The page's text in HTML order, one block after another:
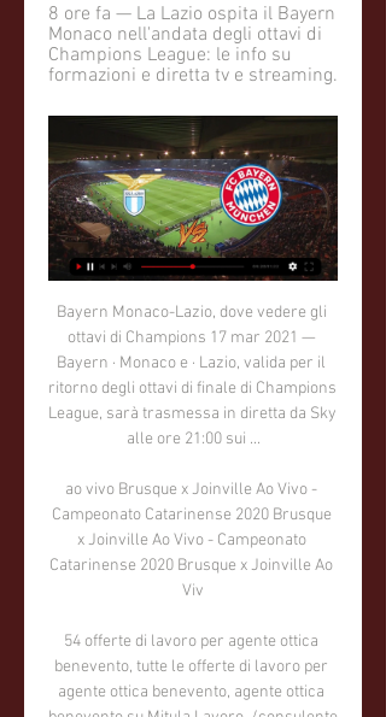
8 ore fa — La Lazio ospita il Bayern
Monaco nell'andata degli ottavi di
Champions League: le info su
formazioni e diretta tv e streaming.
Bayern Monaco-Lazio, dove vedere gli ottavi di Champions 17 mar 2021 — Bayern · Monaco e · Lazio, valida per il ritorno degli ottavi di finale di Champions League, sarà trasmessa in diretta da Sky alle ore 21:00 sui ...

ao vivo Brusque x Joinville Ao Vivo - Campeonato Catarinense 2020 Brusque x Joinville Ao Vivo - Campeonato Catarinense 2020 Brusque x Joinville Ao Viv

54 offerte di lavoro per agente ottica benevento, tutte le offerte di lavoro per agente ottica benevento, agente ottica benevento su Mitula Lavoro. /consulente commerciale/ agente commerciale queste figure si occuperanno di identificare nuove opportunità di business. Per lanalisi dei bisogni del cl

Champions League oggi in TV, le partite degli ottavi 17 ore fa — gratuita su Canale 5. La prima Stessi canali anche per vedere PSG-Real Sociedad mentre Lazio-Bayern Monaco andrà in onda solo su Prime Video.

La Lentopallon Mestaruusliiga è la massima serie del campionato finlandese di pallavolo maschile: al torneo partecipano undici squadre di club finlandesi e la squadra vincitrice si …

Lazio-Bayern Monaco, Sarri in conferenza: "Sono favoriti 9 ore fa — Oggi, a Formello, si è tenuta la conferenza stampa pre partita di Lazio-Bayern Monaco, dove hanno parlato mister Sarri e Ciro Immobile.

Testa a testa Deportivo Llacuabamba - Ayacucho FC (Peru - Primera) del 13-03-2020, Statistiche su dati storici, eventi ritardatari e frequenti, movimenti quota, grafici per confronto squadre.

Con NOW TV hai Film, Serie TV, Show, documentari, cartoni animati, programmi per bambini e sport online, in streaming live e on demand. Attiva subito!

Sono finiti da pochi istanti i sorteggi degli ottavi di Europa League. Le avversarie delle italiane sono entrambe spagnole: l’Inter ha pescato il Getafe (andata a San Siro) mentre la Roma il.

Renan Pedrada não esteve na viagem para Erechim nesta quinta-feira, 16, quando o Esportivo perConfronta squadre FC Yenisey Krasnoyarsk - Shinnik Yaroslavl H2H. Statistiche, gol realizzati, condizione attuale, prognostici e le quotazioni

Serie B: Brescia promosso in Serie A! Il Lecce cade a Padova, colpo Livorno al Bentegodi Nell’anticipo delle 12.30 il Palermo non va oltre il pareggio contro lo Spezia: a tenere banco sono più i problemi societari che potrebbero costare la retrocessione ai siciliani.

Hills Brumbies vs Hakoah Sydney City East il risultato di lega in tempo reale Cup Australia. Presentiamo il risultato in tempo reale, le formazioni in pre-partita, gli attaccanti, le statistiche e le tabelle di liga

Brazilian Clubs - Foundation Dates. Associação Atlética Anapolina (Anápolis, GO) 1 jan 1948 Aparecida Esporte Clube (Aparecida de Goiânia, GO) 1 jan 1995 Esporte Clube Bahia (Salvador, BA) 1 jFederico Gaio, 27enne faentino numero 1245 Atp e quarta testa di serie delle “quali” è stato sorteggiato al primo turno contro il brasiliano Joao Menezes, numero 176 del ranking mondiale (sfida inedita), mentre Alessandro Giannessi, numero 154 Atp ed ottava testa di serie, deve vedersela con il portoghese Joao Domingues, numero 175 del ranking mondiale: uno pari il bilancio dei precedenti tra il 29enne di La …

Sarri, la conferenza stampa prima di Lazio-Bayern Monaco 11 ore fa — Rivivi la diretta. Le parole dell'allenatore biancoceleste alla vigilia della partita degli ottavi di finale di Champions League contro i ...

I nostri cookie di profilazione e quelli installati da terze parti ci aiutano a migliorare i nostri servizi online anche per proporti pubblicità in linea con le tue preferenze.

Maurizio Sarri, tecnico della Juventus, ha diramato la lista dei convocati in vista della sfida contro il Brescia. Ecco l'elenco completo, nel quale non figura Cristiano Ronaldo per un riposo.

[LIVE] Segui il risultato Basilea LASK in diretta della partita con il nostro Livescore Calcio. Partita di Champions League giocata in data 07/08/19 18:00.

Lazio-Bayern Monaco 14 febbraio: quote, statistiche 13 ore fa — oggi in TV · Risultati Vincenti · Pronostici Betting Exchange · Pronostici Sicuri · Pronostici 1X2 · Pronostici Calcio Gratis · Domande ...

Dove vedere Lazio - Bayern Monaco: diretta, previsioni e quote 3 giorni fa — Analisi pre-partita di Lazio - Bayern Monaco (Champions League 14/02/2024): formazioni probabili, pronostici e quote migliori dei bookmaker.

Testa a testa KFUM Oslo - Kongsvinger (Norway - Eliteserien > Relegation/Promotion) del 27-11-2019, Statistiche su dati storici, eventi ritardatari e frequenti, movimenti quota, grafici per confronto squadre.

ROMA – Verona-Torino, partita valida per la terza giornata del campionato italiano di calcio di Serie A (), verrà trasmessa in diretta tv su Sky Sport ed in diretta streaming su SkyGo alle ore 12e30. Servizi riservati agli abbonati della piattaforma satellitare.

Federico Gaio ha sconfitto Alessandro Giannessi nel turno decisivo delle qualificazioni del torneo ATP 250 di Quito. Il tennista di Faenza ha sconfitto Giannessi con il risultato di 36 76 (5) 76.

Boulogne S. M. - AS Lyon-Duchère, National: comparazione delle quote 1X2 e statistiche per scommettere su questa partita con i migliori bookmaker.

Alessandro Borghi, Il primo re. Fabrizio Federico, Martin Eden Marco Spoletini, Pinocchio.. Francesco Grisi – Gaia Bussolati, Il primo re Rodolfo Migliari,.

Calcio: Bayern Risultati in diretta, Calendario, Risultati Calcio - Germania: Bayern risultati in tempo reale, risultati finali, calendario, classifiche, dettaglio delle partite con marcatori, cartellini gialli e ...

Hellas Verona Serie A 2019-20 Sport News Streaming Calcio Streaming Serie A Torino Calcio News Verona-Torino Jacopo Formia Come Arrigo Sacchi amo il calcio, e lo sport in generale, perché è la cosa più importante delle cose meno importanti, e come Maurizio Mosca cerco di spargere allegria tra la gente.

Serie B Benevento, poker e +17 sul Frosinone. Trapani-Spezia 1-1. I giallorossi di Pippo Inzaghi vincono in casa dell'Entella 4-0, mentre la squadra di Italiano non va oltre il pari in casa dei.

GETAFE, SPAGNA, - Dopo la sconfitta in campionato contro la Juve, l' Inter di Antonio Conte prepara la sfida di giovedì contro il Getafe valida per l'andata degli ottavi di finale di Europa League ..

Domenica 9 febbraio: le partite di calcio in tv oggi e stasera, anche in diretta streaming. In attesa del derby Inter-Milan, con calcio d’inizio alle 20.45, una lunga giornata di calcio in tv.

Diretta tv e streaming Olympiakos-Wolverhampton. Il match tra Olympiakos e Wolverhampton, con fischio d’inizio previsto alle ore 17, sarà visibile in diretta tv sul canale 255 di Sky Sport. Scopri se Olympiakos-Wolverhampton è visibile in diretta streaming su William Hill.

Lazio-Bayern Monaco: dove vederla in tv e streaming 7 ore fa — Lazio-Bayern Monaco va in scena domani alle ore 21.00 italiane. La partita è disponibile in diretta su tutti gli smart tv abilitati e che ...

Lega Basket, in accordo con la Federazione Italiana Pallacanestro, ha deciso di estendere la sospensione delle gare anche alla ottava giornata di ritorno in programma martedì 10, …

Fenerbahce - Menemen Spor . 6:0 (2: 0) Questa partita non è stata visitata da nessun altro utente di TM . Per usare questa funzione è necessario la registrazione gratuita sul nostro sito..

Getafe-Ajax - Anteprima Statistica Getafe 2-0 Ajax - Europa League 2019/2020 - Anteprima Statistica Usiamo i cookies per assicurarti la migliore esperienza sul nostro sito.

Cristiano Ronaldo, nuove indiscrezioni sul futuro Nuove voci sul futuro dell'attaccante della Juve, che si sarebbe riavvicinato al Real Madrid.

14.07.2020 23:38 - SERIE A, L’Atalanta travolge il Brescia: finisce 6-2 14.07.2020 23:00 - BENFICA, Accusa di frode fiscale al club e presidente 14.07.2020 22:30 - VIOLA IN TV, Domani col Lecce.

Trova le ultime quote su Eskilsminne IF - Lunds BK Calcio con SmartBets. Raggiungi SmartBets e personalizza il tuo account per ottenere il massimo.

Champions League | Lazio-Bayern Monaco, Sarri carica i Non dobbiamo dimenticarci che siamo privilegiati, probabilmente avremmo giocato a calcio anche gratis”. Vecino. “Non è stato bene Copyright © 2006-24 ...

BRESCIA-NAPOLI STREAMING – La 25a giornata della Serie A 2019-20 si apre allo stadio “Mario Rigamonti”, dove si affrontano il Brescia di Diego Lopez e il Napoli di Rino Gattuso. Qui di seguito vi proponiamo tutte le info utili per vedere la partita in diretta streaming e in Tv, a partire dalle ore 20.45.. Brescia-Napoli Streaming Sky: Diretta Gratis Online

LECCE – “Non mi aspettavo la promozione diretta, la prima dalla C alla B non potevamo non vincerla in questo triennio, altrimenti le strade si sarebbero divise, quella dello scorso anno era programmata. Il primo anno con 74 punti ma non abbiamo vinto, l’anno scorso con 74 punti era imprescindibile. Questa, invece, è inaspettata. A […]

Alberto Matano piange in diretta a «Domenica In»: le lacrime vip in tv. Il giornalista e conduttore de «La vita in diretta» si commuove parlando del suo rapporto con Mara Venier e con la famiglia.

~(LIVE Wolverhampton – Southampton live stream free Blog › Forum › Lavorazione Fimo › Attrezzi per la lavorazione › ~(LIVE Wolverhampton – Southampton live stream free Questo argomento contiene 0 risposte, ha 1 partecipante, ed è stato aggiornato da spearunphosback1980 2 mesi, 2 settimane fa .

Ragazzi, vorrei segnalarvi che “Ascolta in streaming” non mi funziona da un po’ di mesi, non so se sia solo un mio problema. Comunque guardarvi è meglio ed è sempre un grande piacere, vi seguo da quando avevo circa 10 anni, praticamente da quando è nata Radio Company.

Lazio-Bayern Monaco dove vederla: Sky, Canale 5 o 8 ore fa — La Lazio ospita il Bayern Monaco nell'andata degli ottavi di Champions League: le info su formazioni e diretta tv e streaming.

Per vedere Juventus – Verona in TV su queste due piattaforme è necessario avere uno smart TV, oppure utilizzare un box tv Android da collegare alla prota HDMI. Come guardare in streaming Juventus – Verona. Juventus – Verona è